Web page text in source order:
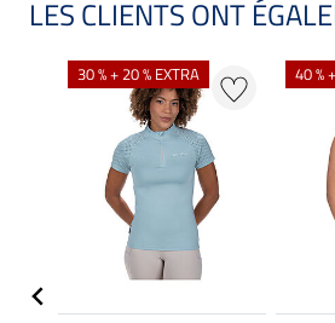
LES CLIENTS ONT
30 % + 20 % EXTRA 40 %